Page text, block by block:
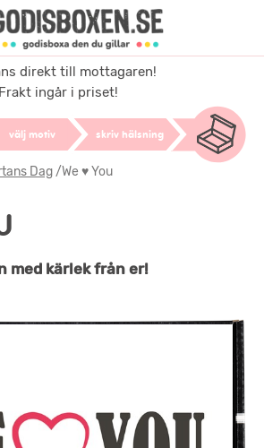
direkt till mottagaren!
Frakt ingår i priset!
välj motiv skriv hälsning
Dag/We ♥ You
med kärlek från er!